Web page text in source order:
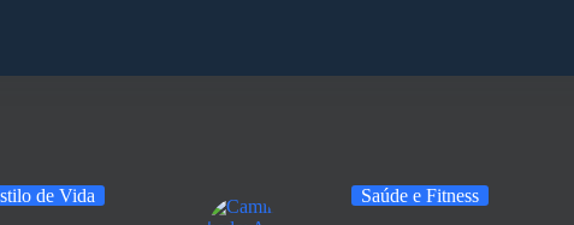
de Vida Saúde e Fitness